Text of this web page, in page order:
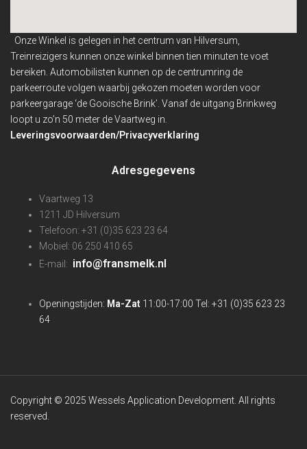
Onze Winkel is gelegen in het centrum van Hilversum,
Treinreizigers kunnen onze winkel binnentien minuten te voet
bereiken. Automobilisten kunnen op de centrumring de
parkeerroute volgen waarbij gekozen moeten worden voor
parkeergarage ‘de Gooische Brink’. Vanaf de uitgang Brinkweg
loopt u zo’n 50 meter de Vaartweg in.
Leveringsvoorwaarden/Privacyverklaring
Adresgegevens
Vaartweg 13
1211 JD Hilversum
Telefoon: +31 (0)35 623 23 64
Mobiel: 06 250 410 65
E-mail: info@fransmelk.nl
Openingstijden: Ma-Zat 11:00-17:00 Tel: +31 (0)35 623 23
64
Copyright © 2025 Wessels Application Development. All rights
reserved.